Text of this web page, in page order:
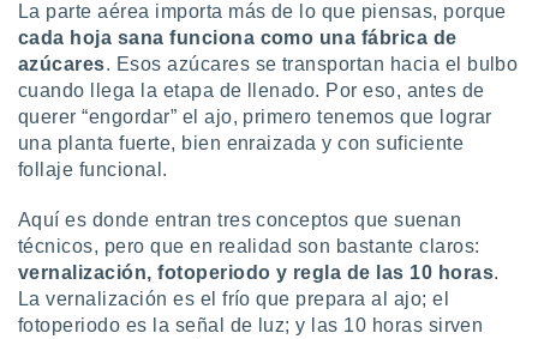
no
Puedes
acceder a
abono
únicos
La parte aérea importa más de lo que piensas, porque
cada hoja sana funciona como una fábrica de
azúcares. Esos azúcares se transportan hacia el bulbo
cuando llega la etapa de llenado. Por eso, antes de
querer “engordar” el ajo, primero tenemos que lograr
una planta fuerte, bien enraizada y con suficiente
follaje funcional.
Aquí es donde entran tres conceptos que suenan
técnicos, pero que en realidad son bastante claros:
vernalización, fotoperiodo y regla de las 10 horas.
La vernalización es el frío que prepara al ajo; el
fotoperiodo es la señal de luz; y las 10 horas sirven